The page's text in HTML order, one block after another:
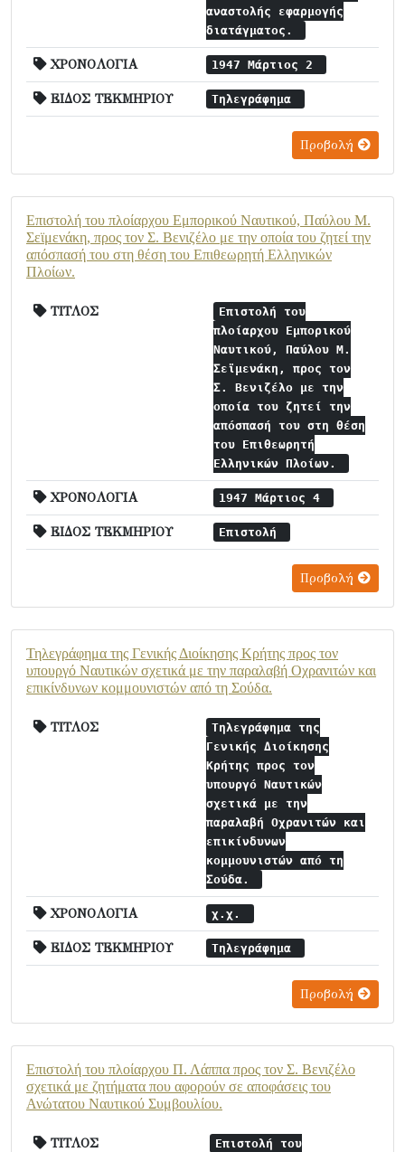
αναστολής εφαρμογής
διατάγματος.
ΧΡΟΝΟΛΟΓΙΑ 1947 Μάρτιος 2
ΕΙΔΟΣ ΤΕΚΜΗΡΙΟΥ Τηλεγράφημα
Προβολή
Επιστολή του πλοίαρχου Εμπορικού Ναυτικού, Παύλου Μ.
Σεϊμενάκη, προς τον Σ. Βενιζέλο με την οποία του ζητεί την
απόσπασή του στη θέση του Επιθεωρητή Ελληνικών
Πλοίων.
ΤΙΤΛΟΣ
Επιστολή του
πλοίαρχου Εμπορικού
Ναυτικού, Παύλου Μ.
Σεϊμενάκη, προς τον
Σ. Βενιζέλο με την
οποία του ζητεί την
απόσπασή του στη θέση
του Επιθεωρητή
Ελληνικών Πλοίων.
ΧΡΟΝΟΛΟΓΙΑ 1947 Μάρτιος 4
ΕΙΔΟΣ ΤΕΚΜΗΡΙΟΥ Επιστολή
Προβολή
Τηλεγράφημα της Γενικής Διοίκησης Κρήτης προς τον
υπουργό Ναυτικών σχετικά με την παραλαβή Οχρανιτών και
επικίνδυνων κομμουνιστών από τη Σούδα.
ΤΙΤΛΟΣ
Τηλεγράφημα της
Γενικής Διοίκησης
Κρήτης προς τον
υπουργό Ναυτικών
σχετικά με την
παραλαβή Οχρανιτών και
επικίνδυνων
κομμουνιστών από τη
Σούδα.
ΧΡΟΝΟΛΟΓΙΑ χ.χ.
ΕΙΔΟΣ ΤΕΚΜΗΡΙΟΥ Τηλεγράφημα
Προβολή
Επιστολή του πλοίαρχου Π. Λάππα προς τον Σ. Βενιζέλο
σχετικά με ζητήματα που αφορούν σε αποφάσεις του
Ανώτατου Ναυτικού Συμβουλίου.
ΤΙΤΛΟΣ Επιστολή του